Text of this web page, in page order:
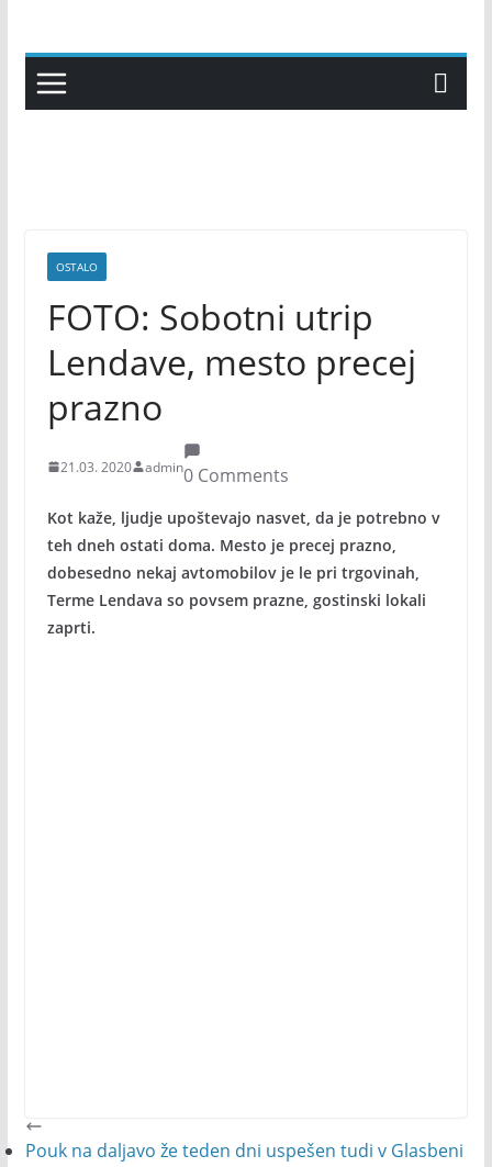
content
OSTALO
FOTO: Sobotni utrip
Lendave, mesto precej
prazno
21.03. 2020 admin0 Comments
Kot kaže, ljudje upoštevajo nasvet, da je potrebno v
teh dneh ostati doma. Mesto je precej prazno,
dobesedno nekaj avtomobilov je le pri trgovinah,
Terme Lendava so povsem prazne, gostinski lokali
zaprti.
Pouk na daljavo že teden dni uspešen tudi v Glasbeni